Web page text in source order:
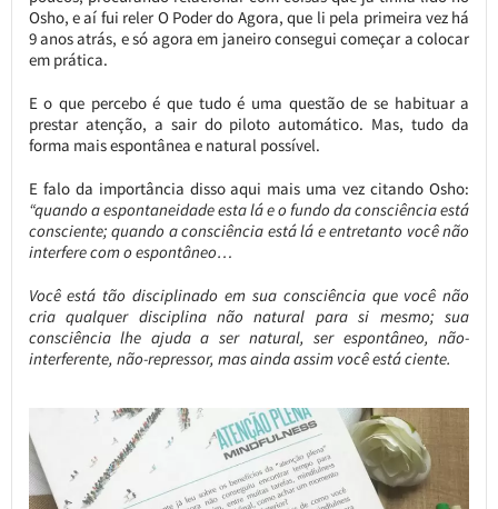
Osho, e aí fui reler O Poder do Agora, que li pela primeira vez há
9 anos atrás, e só agora em janeiro consegui começar a colocar
em prática.
E o que percebo é que tudo é uma questão de se habituar a
prestar atenção, a sair do piloto automático. Mas, tudo da
forma mais espontânea e natural possível.
E falo da importância disso aqui mais uma vez citando Osho:
“quando a espontaneidade esta lá e o fundo da consciência está
consciente; quando a consciência está lá e entretanto você não
interfere com o espontâneo…
Você está tão disciplinado em sua consciência que você não
cria qualquer disciplina não natural para si mesmo; sua
consciência lhe ajuda a ser natural, ser espontâneo, não-
interferente, não-repressor, mas ainda assim você está ciente.